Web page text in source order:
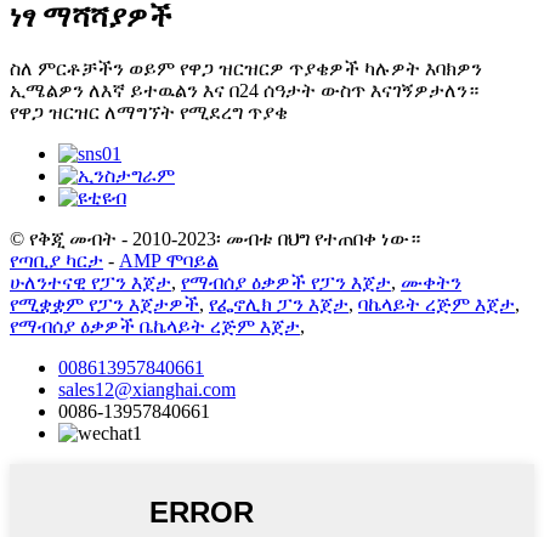
ነፃ ማሻሻያዎች
ስለ ምርቶቻችን ወይም የዋጋ ዝርዝርዎ ጥያቄዎች ካሉዎት እባክዎን
ኢሜልዎን ለእኛ ይተዉልን እና በ24 ሰዓታት ውስጥ እናገኝዎታለን።
የዋጋ ዝርዝር ለማግኘት የሚደረግ ጥያቄ
© የቅጂ መብት - 2010-2023፡ መብቱ በህግ የተጠበቀ ነው።
የጣቢያ ካርታ - AMP ሞባይል
ሁለንተናዊ የፓን እጀታ, የማብሰያ ዕቃዎች የፓን እጀታ, ሙቀትን
የሚቋቋም የፓን እጀታዎች, የፌኖሊክ ፓን እጀታ, ባኬላይት ረጅም እጀታ,
የማብሰያ ዕቃዎች ቤኬላይት ረጅም እጀታ,
008613957840661
sales12@xianghai.com
0086-13957840661